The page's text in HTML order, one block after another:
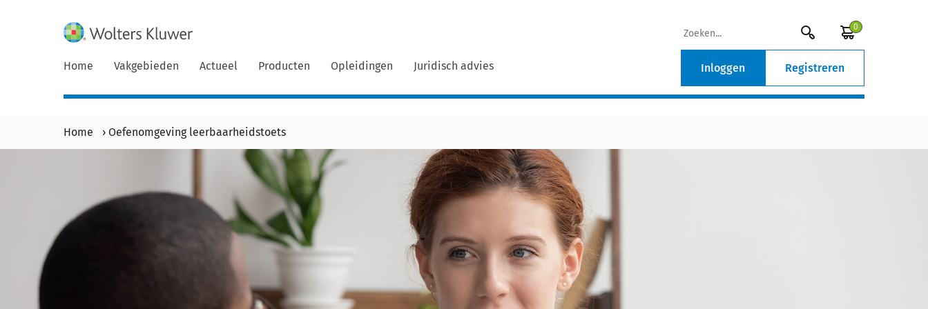
0
Home Vakgebieden Actueel Producten Opleidingen Juridisch advies Inloggen Registreren
Home › Oefenomgeving leerbaarheidstoets